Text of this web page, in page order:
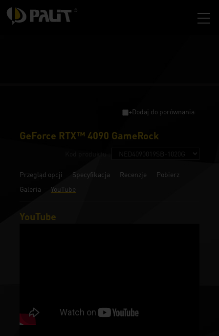
+Dodaj do porównania
GeForce RTX™ 4090 GameRock
Przegląd opcji Specyfikacja Recenzje
Pobierz
Galeria
YouTube
YouTube